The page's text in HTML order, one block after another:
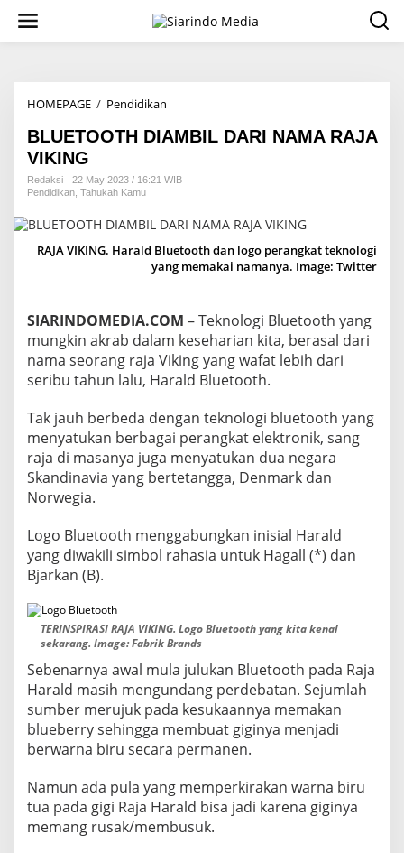
i
HOMEPAGE / Pendidikan
U
O
T
H
D
I
B
I
L
D
A
I
N
A
M
A
A
V
N
G
BLUETOOTH DIAMBIL DARI NAMA RAJA
VIKING
Redaksi
22 May 2023 / 16:21 WIB
Pendidikan Tahukah Kamu
RAJA VIKING. Harald Bluetooth dan logo perangkat teknologi
yang memakai namanya. Image: Twitter
SIARINDOMEDIA.COM – Teknologi Bluetooth yang
mungkin akrab dalam keseharian kita, berasal dari
nama seorang raja Viking yang wafat lebih dari
seribu tahun lalu, Harald Bluetooth.
Tak jauh berbeda dengan teknologi bluetooth yang
menyatukan berbagai perangkat elektronik, sang
raja di masanya juga menyatukan dua negara
Skandinavia yang bertetangga, Denmark dan
Norwegia.
Logo Bluetooth menggabungkan inisial Harald
yang diwakili simbol rahasia untuk Hagall (*) dan
Bjarkan (B).
TERINSPIRASI RAJA VIKING. Logo Bluetooth yang kita kenal
sekarang. Image: Fabrik Brands
Sebenarnya awal mula julukan Bluetooth pada Raja
Harald masih mengundang perdebatan. Sejumlah
sumber merujuk pada kesukaannya memakan
blueberry sehingga membuat giginya menjadi
berwarna biru secara permanen.
Namun ada pula yang memperkirakan warna biru
tua pada gigi Raja Harald bisa jadi karena giginya
memang rusak/membusuk.